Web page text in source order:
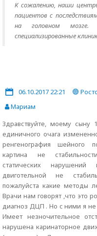
К сожалению, наши
пациентов с
на головном мозге.
специализированные
06.10.2017 22:21
Мариам
Здравствуйте, моему сыну
единичного очага
ренгенография шейного
картина не
статических нарушений
двиготельной не
пожалуйста какие методы
Врачи нам говорят ,что это
диагноз ДЦП . Но с ними я не
Имеет незночительное
нарушена каринаторное